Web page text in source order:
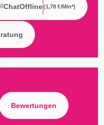
ChatOffline(1,78 €/min*)
Bewertungen